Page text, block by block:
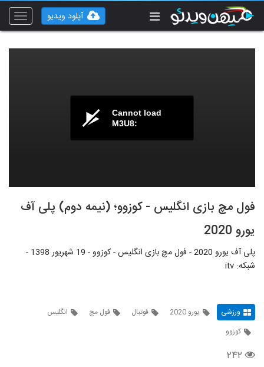
Toggle
آپلود ویدیو
Cannot load
M3U8:
فول مچ بازی انگلیس - کوزوو؛ (نیمه دوم) پلی آف
یورو 2020
پلی آف یورو 2020 - فول مچ بازی انگلیس - کوزوو - 19 شهریور 1398 -
شبکه: itv
ورزشی یورو 2020 فوتبال فول مچ
انگلیس
کوزوو
۲۴۲